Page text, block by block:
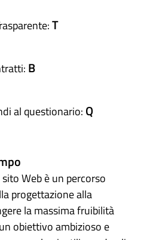
T
B
al questionario: Q
Web è un percorso
progettazione alla
la massima fruibilità
obiettivo ambizioso e